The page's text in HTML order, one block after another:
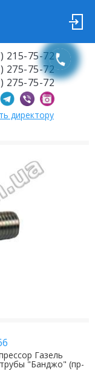
215-75-72
275-75-72
275-75-72
директору
Газель
"Банджо" (пр-